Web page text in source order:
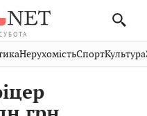
Публікації
Авто СловкоКультура
Кіно Дім
НерухомістьСпортКультура